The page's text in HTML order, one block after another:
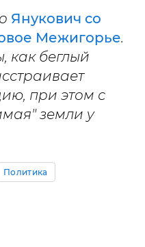
Янукович со
Межигорье.
как беглый
при этом с
земли у
Политика